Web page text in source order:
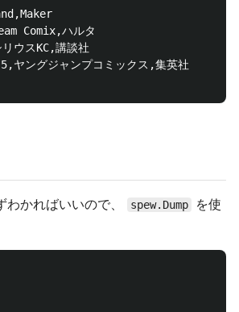
Comix,ハルタ
ウスKC,講談社
ヤングジャンプコミックス,集英社
わかればいいので、 spew.Dump
を使